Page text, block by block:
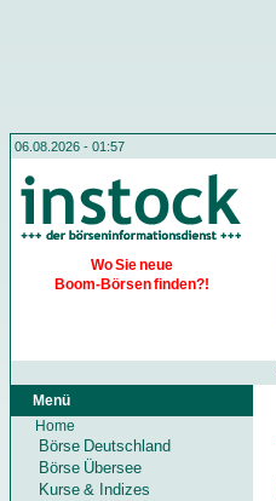
06.08.2026 - 01:57
Wo Sie neue
Boom-Börsen finden?!
Menü
Home
Börse Deutschland
Börse Übersee
Kurse & Indizes